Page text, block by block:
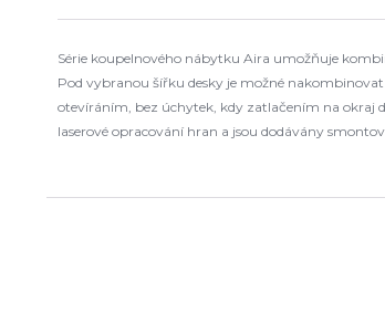
Série koupelnového nábytku Aira umožňuje
Pod vybranou šířku desky je možné
otevíráním, bez úchytek, kdy zatlačením na okraj
laserové opracování hran a jsou dodávány